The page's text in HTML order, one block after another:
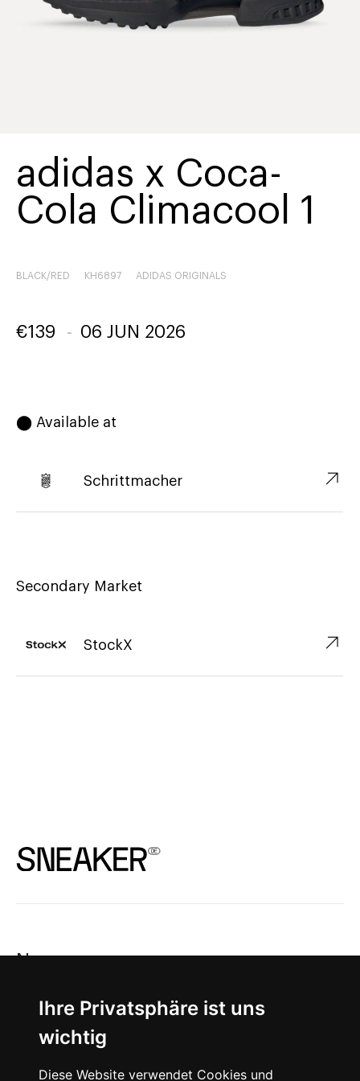
Ihre Privatsphäre ist uns
wichtig
Diese Website verwendet Cookies und
adidas x Coca-
Cola Climacool 1
BLACK/RED KH6897 ADIDAS ORIGINALS
€139 - 06 JUN 2026
⬤ Available at
Schrittmacher ↗︎
Secondary Market
StockX ↗︎
News
About
Instagram